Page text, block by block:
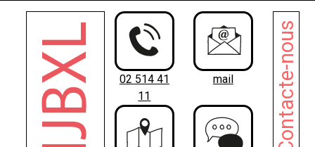
02 514 41
11
mail Contacte-nous